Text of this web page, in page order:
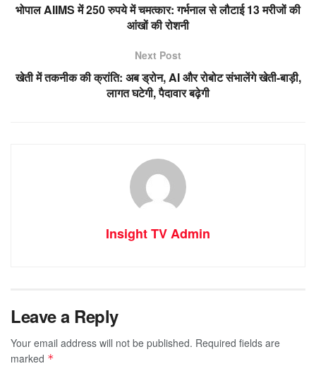
भोपाल AIIMS में 250 रुपये में चमत्कार: गर्भनाल से लौटाई 13 मरीजों की
आंखों की रोशनी
Next Post
खेती में तकनीक की क्रांति: अब ड्रोन, AI और रोबोट संभालेंगे खेती-बाड़ी,
लागत घटेगी, पैदावार बढ़ेगी
Insight TV Admin
Leave a Reply
Your email address will not be published. Required fields are
marked *